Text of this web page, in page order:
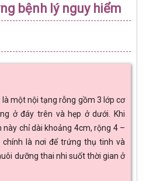
bệnh lý nguy hiểm
một nội tạng rỗng gồm 3 lớp cơ
ở đáy trên và hẹp ở dưới. Khi
chỉ dài khoảng 4cm, rộng 4 –
là nơi để trứng thụ tinh và
dưỡng thai nhi suốt thời gian ở